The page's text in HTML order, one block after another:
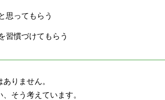
思ってもらう
習慣づけてもらう
りません。
そう考えています。